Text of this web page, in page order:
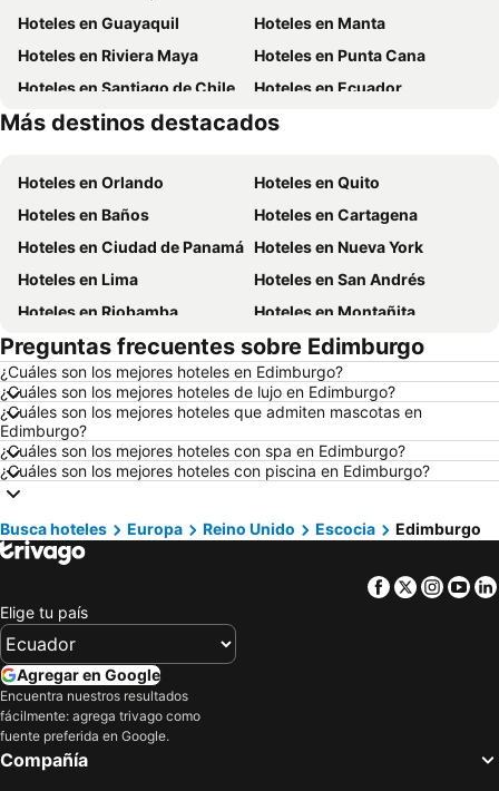
Hoteles en Guayaquil
Hoteles en Manta
Hoteles en Riviera Maya
Hoteles en Punta Cana
Hoteles en Santiago de Chile
Hoteles en Ecuador
Hoteles en México
Hoteles en Chicago
Más destinos destacados
Hoteles en Orlando
Hoteles en Quito
Hoteles en Baños
Hoteles en Cartagena
Hoteles en Ciudad de Panamá Hoteles en Nueva York
Hoteles en Lima
Hoteles en San Andrés
Hoteles en Riobamba
Hoteles en Montañita
Hoteles en Puerto López
Hoteles en Pedernales
Hoteles en Miami
Hoteles en Roma
Hoteles en Ambato
Hoteles en Cojimies
Hoteles en Lisboa
Hoteles en Zorritos
Hoteles en Oporto
Hoteles en Panamá
Hoteles en Curazao
Hoteles en Guatemala
Hoteles en Santa Cruz
Hoteles en Campania
Hoteles en Manabí
Hoteles en Italia
Hoteles en Tailandia
Hoteles en El Caribe
Hoteles en Tumbes
Hoteles en San Cristóbal
Preguntas frecuentes sobre Edimburgo
¿Cuáles son los mejores hoteles en Edimburgo?
¿Cuáles son los mejores hoteles de lujo en Edimburgo?
¿Cuáles son los mejores hoteles que admiten mascotas en
Edimburgo?
¿Cuáles son los mejores hoteles con spa en Edimburgo?
¿Cuáles son los mejores hoteles con piscina en Edimburgo?
Busca hoteles Europa Reino Unido Escocia Edimburgo
Facebook
Twitter
Elige tu país
Agregar en Google
Encuentra nuestros resultados
fácilmente: agrega trivago como
fuente preferida en Google.
Compañía